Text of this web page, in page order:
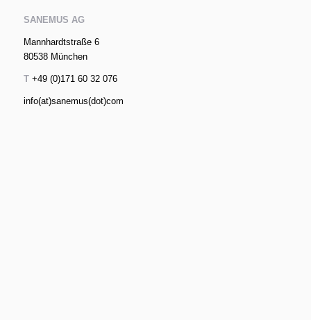
SANEMUS AG
Mannhardtstraße 6
80538 München
T+49 (0)171 60 32 076
info(at)sanemus(dot)com